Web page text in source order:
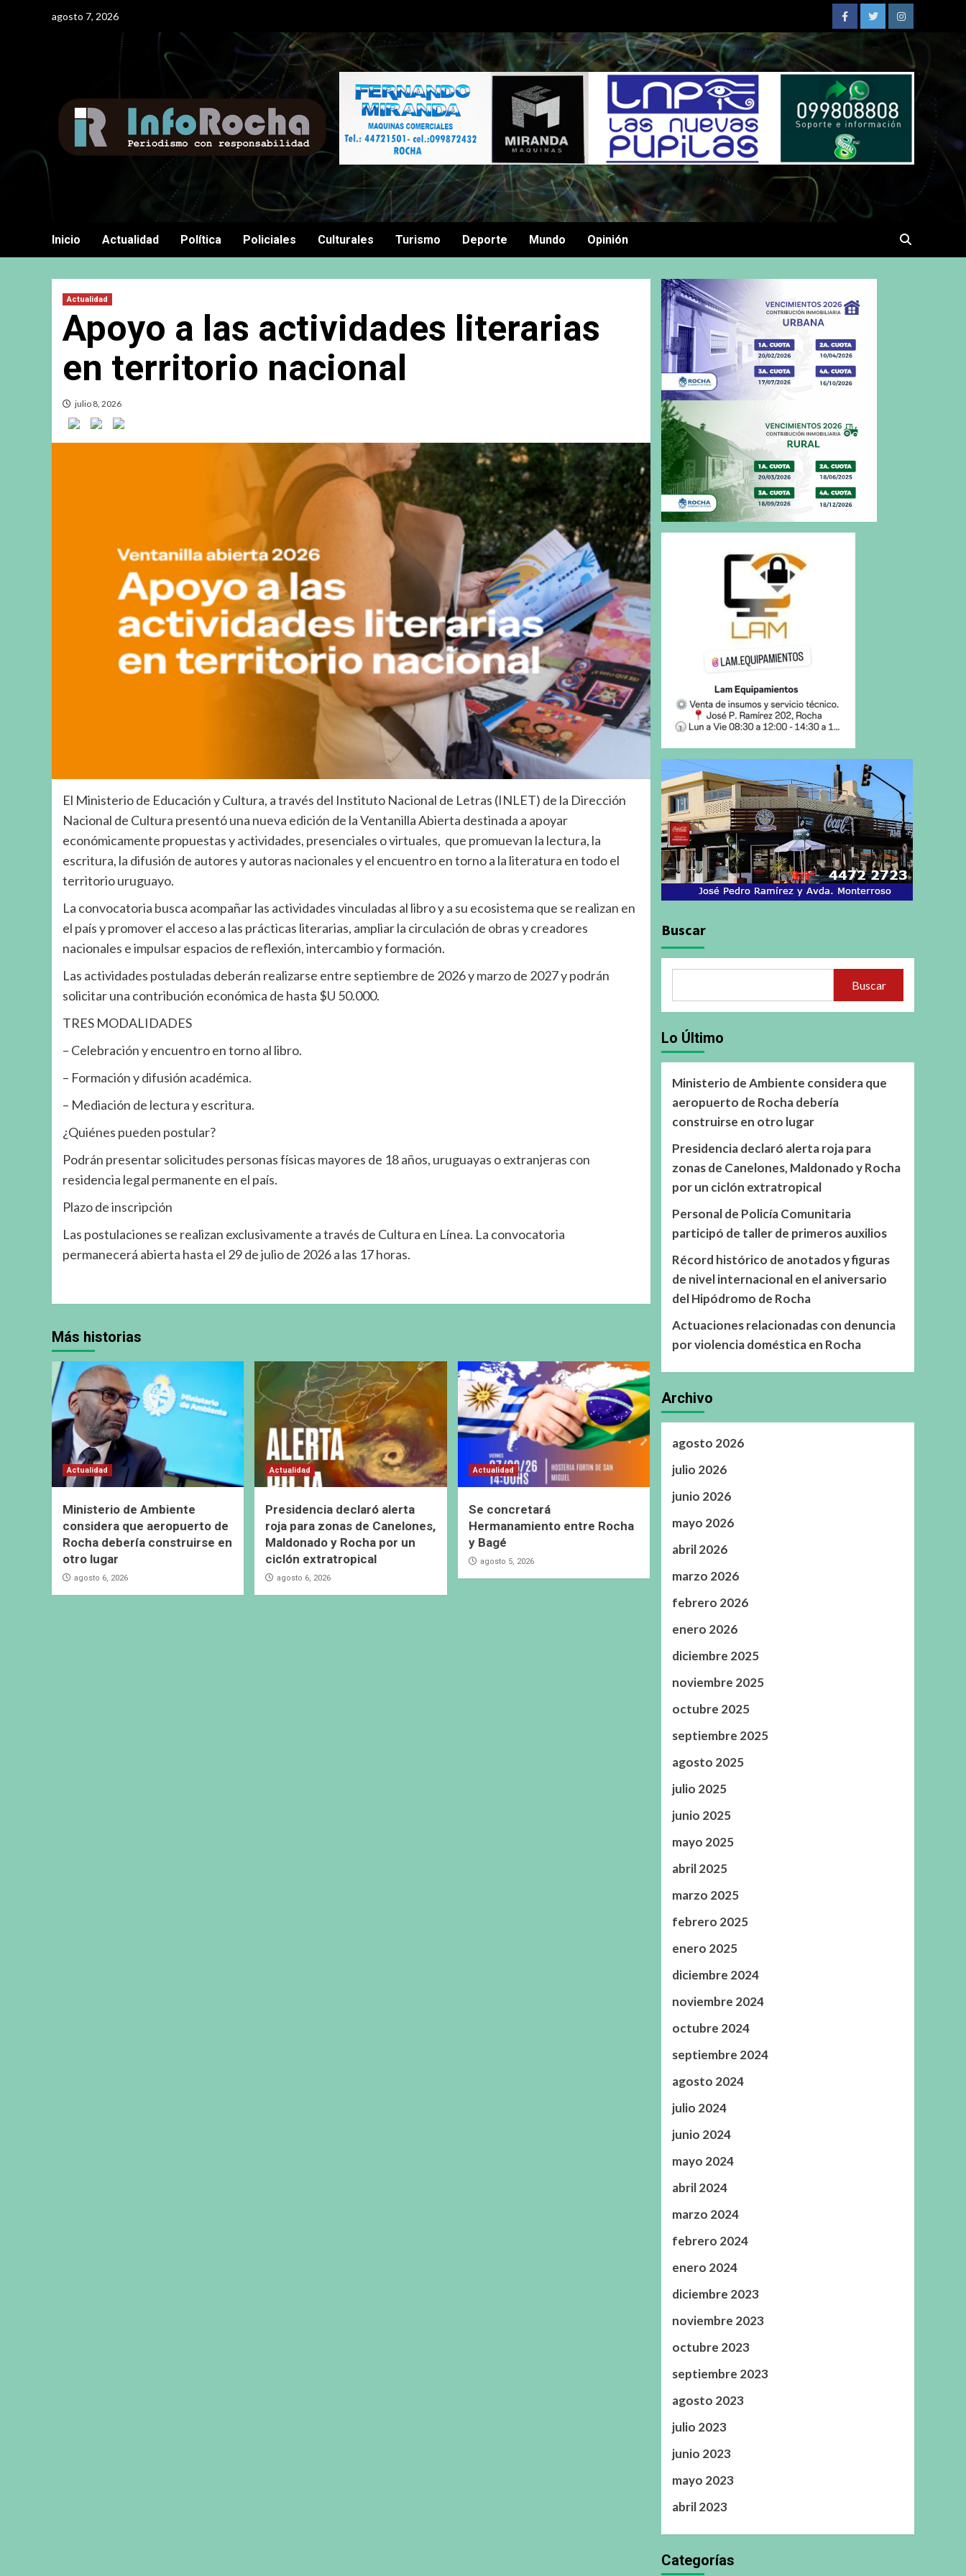
agosto 7, 2026
FacebookTwitterInstagram
Inicio Actualidad Política Policiales Culturales Turismo Deporte Mundo Opinión
Actualidad
Apoyo a las actividades literarias
en territorio nacional
julio 8, 2026
El Ministerio de Educación y Cultura, a través del Instituto Nacional de Letras (INLET) de la Dirección
Nacional de Cultura presentó una nueva edición de la Ventanilla Abierta destinada a apoyar
económicamente propuestas y actividades, presenciales o virtuales, que promuevan la lectura, la
escritura, la difusión de autores y autoras nacionales y el encuentro en torno a la literatura en todo el
territorio uruguayo.
La convocatoria busca acompañar las actividades vinculadas al libro y a su ecosistema que se realizan en
el país y promover el acceso a las prácticas literarias, ampliar la circulación de obras y creadores
nacionales e impulsar espacios de reflexión, intercambio y formación.
Las actividades postuladas deberán realizarse entre septiembre de 2026 y marzo de 2027 y podrán
solicitar una contribución económica de hasta $U 50.000.
TRES MODALIDADES
– Celebración y encuentro en torno al libro.
– Formación y difusión académica.
– Mediación de lectura y escritura.
¿Quiénes pueden postular?
Podrán presentar solicitudes personas físicas mayores de 18 años, uruguayas o extranjeras con
residencia legal permanente en el país.
Plazo de inscripción
Las postulaciones se realizan exclusivamente a través de Cultura en Línea. La convocatoria
permanecerá abierta hasta el 29 de julio de 2026 a las 17 horas.
Más historias
Actualidad
Ministerio de Ambiente
considera que aeropuerto de
Rocha debería construirse en
otro lugar
agosto 6, 2026
Actualidad
Presidencia declaró alerta
roja para zonas de Canelones,
Maldonado y Rocha por un
ciclón extratropical
agosto 6, 2026
Actualidad
Se concretará
Hermanamiento entre Rocha
y Bagé
agosto 5, 2026
Buscar
Buscar
Lo Último
Ministerio de Ambiente considera que
aeropuerto de Rocha debería
construirse en otro lugar
Presidencia declaró alerta roja para
zonas de Canelones, Maldonado y Rocha
por un ciclón extratropical
Personal de Policía Comunitaria
participó de taller de primeros auxilios
Récord histórico de anotados y figuras
de nivel internacional en el aniversario
del Hipódromo de Rocha
Actuaciones relacionadas con denuncia
por violencia doméstica en Rocha
Archivo
agosto 2026
julio 2026
junio 2026
mayo 2026
abril 2026
marzo 2026
febrero 2026
enero 2026
diciembre 2025
noviembre 2025
octubre 2025
septiembre 2025
agosto 2025
julio 2025
junio 2025
mayo 2025
abril 2025
marzo 2025
febrero 2025
enero 2025
diciembre 2024
noviembre 2024
octubre 2024
septiembre 2024
agosto 2024
julio 2024
junio 2024
mayo 2024
abril 2024
marzo 2024
febrero 2024
enero 2024
diciembre 2023
noviembre 2023
octubre 2023
septiembre 2023
agosto 2023
julio 2023
junio 2023
mayo 2023
abril 2023
Categorías